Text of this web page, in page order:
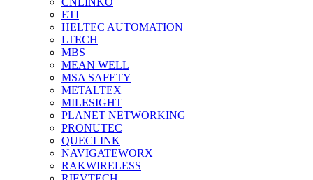
ETI
HELTEC AUTOMATION
LTECH
MBS
MEAN WELL
MSA SAFETY
METALTEX
MILESIGHT
PLANET NETWORKING
PRONUTEC
QUECLINK
NAVIGATEWORX
RAKWIRELESS